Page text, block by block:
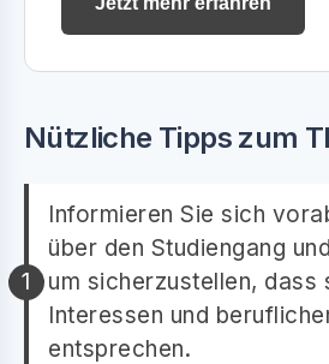
Nützliche Tipps zum
Informieren Sie sich
über den Studiengang
um sicherzustellen, dass
Interessen und
entsprechen.